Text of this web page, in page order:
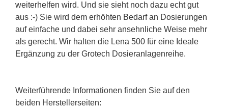
weiterhelfen wird. Und sie sieht noch dazu echt gut
aus :-) Sie wird dem erhöhten Bedarf an Dosierungen
auf einfache und dabei sehr ansehnliche Weise mehr
als gerecht. Wir halten die Lena 500 für eine Ideale
Ergänzung zu der Grotech Dosieranlagenreihe.
Weiterführende Informationen finden Sie auf den
beiden Herstellerseiten: